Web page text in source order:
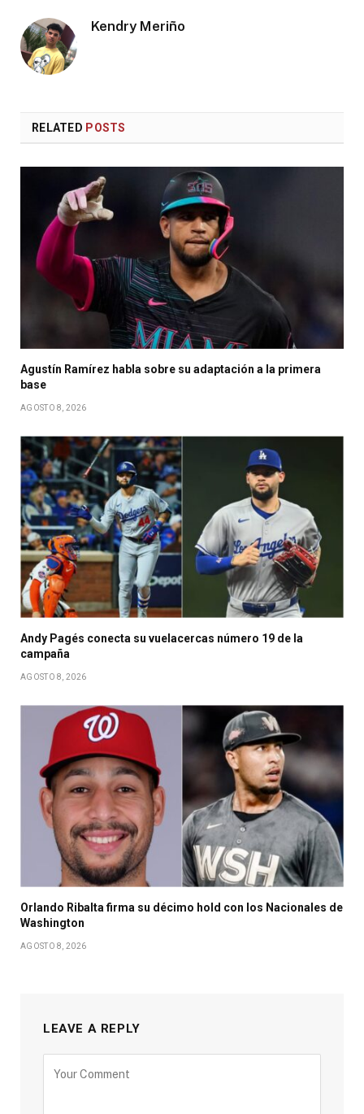
Kendry Meriño
RELATED POSTS
Agustín Ramírez habla sobre su adaptación a la primera
base
AGOSTO 8, 2026
Andy Pagés conecta su vuelacercas número 19 de la
campaña
AGOSTO 8, 2026
Orlando Ribalta firma su décimo hold con los Nacionales de
Washington
AGOSTO 8, 2026
LEAVE A REPLY